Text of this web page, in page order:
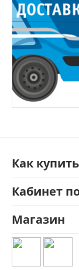
Как купить
Кабинет
Магазин